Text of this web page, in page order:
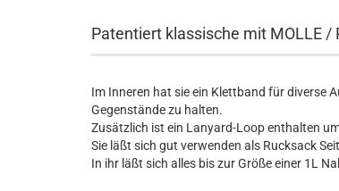
Patentiert klassische mit MOLLE
Im Inneren hat sie ein Klettband für diverse
Gegenstände zu halten.
Zusätzlich ist ein Lanyard-Loop enthalten
Sie läßt sich gut verwenden als Rucksack
In ihr läßt sich alles bis zur Größe einer 1L